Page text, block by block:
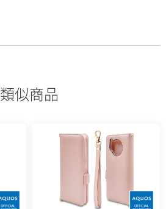
類似商品